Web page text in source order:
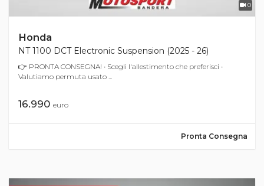
0
Honda
NT 1100 DCT Electronic Suspension (2025 - 26)
👉 PRONTA CONSEGNA! • Scegli l'allestimento che preferisci •
Valutiamo permuta usato ...
16.990 euro
Pronta Consegna